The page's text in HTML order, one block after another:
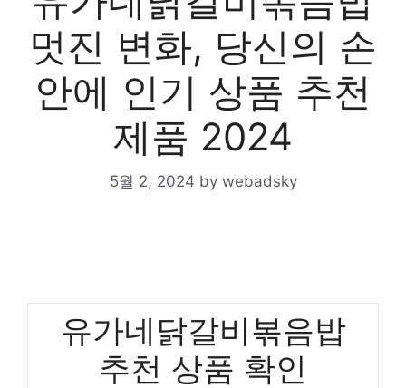
멋진 변화, 당신의 손
안에 인기 상품 추천
제품 2024
5월 2, 2024 by webadsky
유가네닭갈비볶음밥
추천 상품 확인